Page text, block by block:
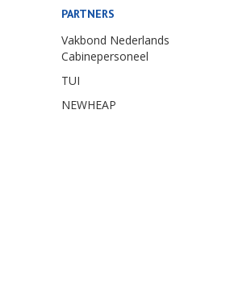
PARTNERS
Vakbond Nederlands
Cabinepersoneel
TUI
NEWHEAP